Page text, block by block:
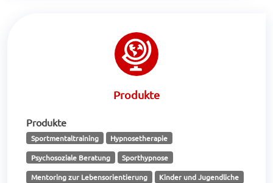
Produkte
Produkte
Sportmentaltraining Hypnosetherapie
Psychosoziale Beratung Sporthypnose
Mentoring zur Lebensorientierung Kinder und Jugendliche